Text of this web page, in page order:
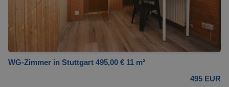
WG-Zimmer in Stuttgart 495,00 € 11 m²
495 EUR